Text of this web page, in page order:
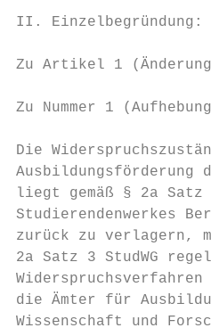
II. Einzelbegründung:
Zu Artikel 1
Zu Nummer 1
Die
liegt gemäß § 2a Satz
Studierendenwerkes
zurück zu verlagern,
2a Satz 3 StudWG
die Ämter für
Wissenschaft und